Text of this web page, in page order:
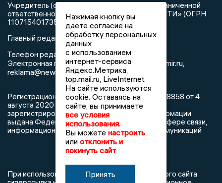
Учредитель (соучредители): Общество с ограниченной
ответственностью «РЕГИОНАЛЬНЫЕ НОВОСТИ» (ОГРН
1107154017354)
Главный редактор: Мазов С. А.
Телефон редакции:8 (4922) 666916
Электронная почта редакции:info@newsvladimir.ru,
reklama@newsvladimir.ru
Регистрационный номер: серия Эл № ФС77-78858 от 4
августа 2020 г. согласно выписке из реестра
зарегистрированных средств массовой информации
выдана Федеральной службой по надзору в сфере связи,
информационных технологий и массовых коммуникаций
При использовании любого материала с данного сайта
Нажимая кнопку вы
даете согласие на
обработку персональных
данных
с использованием
интернет-сервиса
Яндекс.Метрика,
top.mail.ru, LiveInternet.
На сайте используются
cookie. Оставаясь на
сайте, вы принимаете
все условия
использования.
Вы можете настроить
или отклонить и
покинуть сайт
Принять